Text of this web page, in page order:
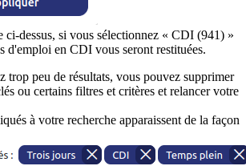
ci-dessus, si vous sélectionnez « CDI (941) »
d'emploi en CDI vous seront restituées.
trop peu de résultats, vous pouvez supprimer
ou certains filtres et critères et relancer votre
à votre recherche apparaissent de la façon